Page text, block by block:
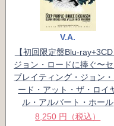
V.A.
【初回限定盤Blu-ray+3CD
ジョン・ロードに捧ぐ〜
ブレイティング・ジョン・
ード・アット・ザ・ロイ
ル・アルバート・ホール
8,250 円（税込）